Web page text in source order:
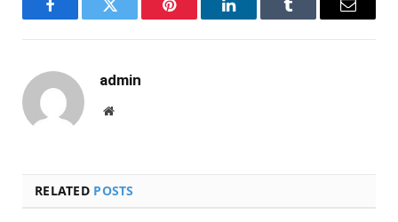
FacebookTwitter Pinterest LinkedInTumblr Email
admin
Website
RELATED POSTS